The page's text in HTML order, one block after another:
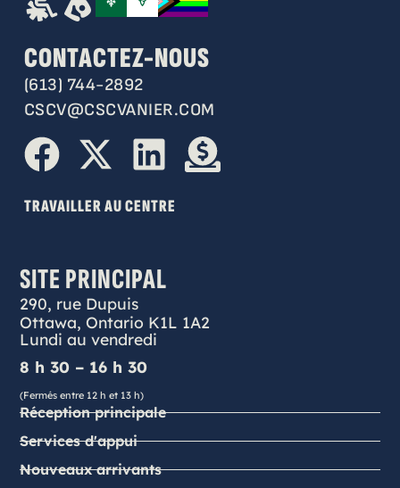
CONTACTEZ-NOUS
(613) 744-2892
CSCV@CSCVANIER.COM
TRAVAILLER AU CENTRE
SITE PRINCIPAL
290, rue Dupuis
Ottawa, Ontario K1L 1A2
Lundi au vendredi
8 h 30 – 16 h 30
(Fermés entre 12 h et 13 h)
Réception principale
Services d'appui
Nouveaux arrivants